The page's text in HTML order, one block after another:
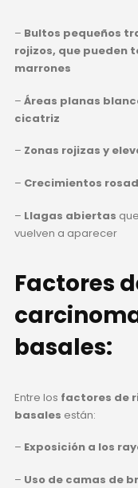
– Bultos pequeños
rojizos, que pueden
marrones
– Áreas planas
cicatriz
– Zonas rojizas y
– Crecimientos
– Llagas abiertas
vuelven a aparecer
Factores
basales:
Entre los factores de
basales están:
– Exposición a los
– Uso de camas de